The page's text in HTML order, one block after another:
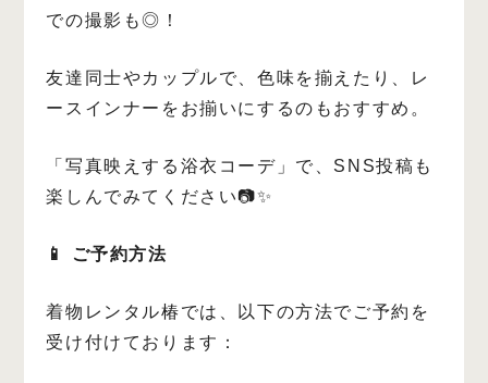
での撮影も◎！
友達同士やカップルで、色味を揃えたり、レ
ースインナーをお揃いにするのもおすすめ。
「写真映えする浴衣コーデ」で、SNS投稿も
楽しんでみてください📷✨
📱 ご予約方法
着物レンタル椿では、以下の方法でご予約を
受け付けております：